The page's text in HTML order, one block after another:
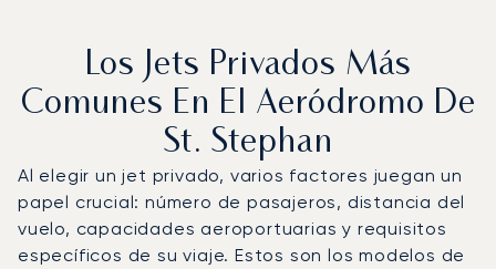
Los Jets Privados Más
Comunes En El Aeródromo De
St. Stephan
Al elegir un jet privado, varios factores juegan un
papel crucial: número de pasajeros, distancia del
vuelo, capacidades aeroportuarias y requisitos
específicos de su viaje. Estos son los modelos de